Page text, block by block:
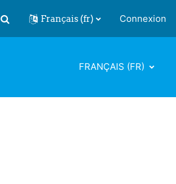
Activer/désactiver la saisie de
Français ‎(fr)‎ Connexion
FRANÇAIS ‎(FR)‎